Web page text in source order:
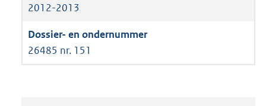
2012-2013
26485 nr. 151